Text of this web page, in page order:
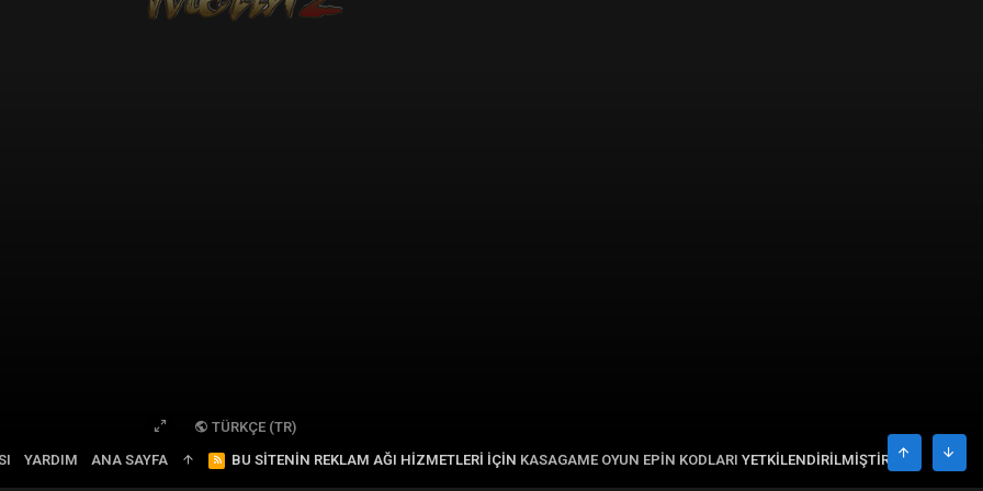
TÜRKÇE (TR)
YARDIM ANA SAYFA
R
S
BU SITENIN REKLAM AĞI HIZMETLERI IÇIN KASAGAME OYUN EPIN KODLARI YETKILENDIRILMIŞTIR. ÜST ALT